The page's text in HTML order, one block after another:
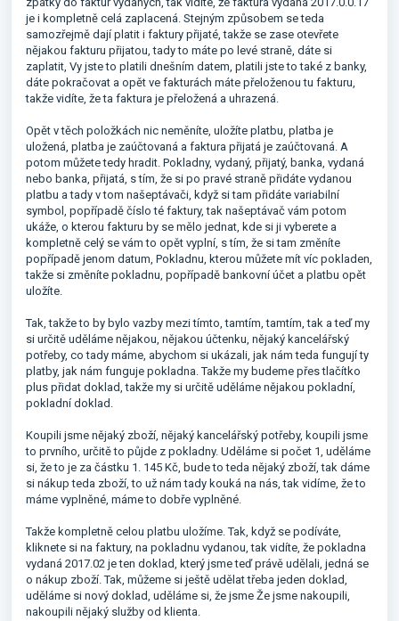
je i kompletně celá zaplacená. Stejným způsobem se teda
samozřejmě dají platit i faktury přijaté, takže se zase otevřete
nějakou fakturu přijatou, tady to máte po levé straně, dáte si
zaplatit, Vy jste to platili dnešním datem, platili jste to také z banky,
dáte pokračovat a opět ve fakturách máte přeloženou tu fakturu,
takže vidíte, že ta faktura je přeložená a uhrazená.
Opět v těch položkách nic neměníte, uložíte platbu, platba je
uložená, platba je zaúčtovaná a faktura přijatá je zaúčtovaná. A
potom můžete tedy hradit. Pokladny, vydaný, přijatý, banka, vydaná
nebo banka, přijatá, s tím, že si po pravé straně přidáte vydanou
platbu a tady v tom našeptávači, když si tam přidáte variabilní
symbol, popřípadě číslo té faktury, tak našeptávač vám potom
ukáže, o kterou fakturu by se mělo jednat, kde si ji vyberete a
kompletně celý se vám to opět vyplní, s tím, že si tam změníte
popřípadě jenom datum, Pokladnu, kterou můžete mít víc pokladen,
takže si změníte pokladnu, popřípadě bankovní účet a platbu opět
uložíte.
Tak, takže to by bylo vazby mezi tímto, tamtím, tamtím, tak a teď my
si určitě uděláme nějakou, nějakou účtenku, nějaký kancelářský
potřeby, co tady máme, abychom si ukázali, jak nám teda fungují ty
platby, jak nám funguje pokladna. Takže my budeme přes tlačítko
plus přidat doklad, takže my si určitě uděláme nějakou pokladní,
pokladní doklad.
Koupili jsme nějaký zboží, nějaký kancelářský potřeby, koupili jsme
to prvního, určitě to půjde z pokladny. Uděláme si počet 1, uděláme
si, že to je za částku 1. 145 Kč, bude to teda nějaký zboží, tak dáme
si nákup teda zboží, to už nám tady kouká na nás, tak vidíme, že to
máme vyplněné, máme to dobře vyplněné.
Takže kompletně celou platbu uložíme. Tak, když se podíváte,
kliknete si na faktury, na pokladnu vydanou, tak vidíte, že pokladna
vydaná 2017.02 je ten doklad, který jsme teď právě udělali, jedná se
o nákup zboží. Tak, můžeme si ještě udělat třeba jeden doklad,
uděláme si nový doklad, uděláme si, že jsme Že jsme nakoupili,
nakoupili nějaký služby od klienta.